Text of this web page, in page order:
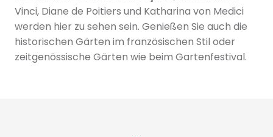
Vinci, Diane de Poitiers und Katharina von Medici
werden hier zu sehen sein. Genießen Sie auch die
historischen Gärten im französischen Stil oder
zeitgenössische Gärten wie beim Gartenfestival.